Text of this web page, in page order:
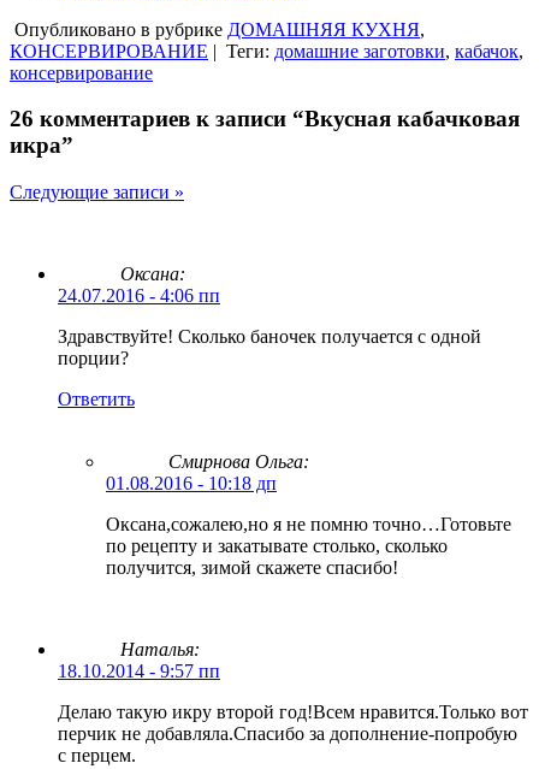
Опубликовано в рубрике ДОМАШНЯЯ КУХНЯ,
КОНСЕРВИРОВАНИЕ | Теги: домашние заготовки, кабачок,
консервирование
26 комментариев к записи “Вкусная кабачковая
икра”
Следующие записи »
Оксана:
24.07.2016 - 4:06 пп
Здравствуйте! Сколько баночек получается с одной
порции?
Ответить
Смирнова Ольга:
01.08.2016 - 10:18 дп
Оксана,сожалею,но я не помню точно…Готовьте
по рецепту и закатывате столько, сколько
получится, зимой скажете спасибо!
Наталья:
18.10.2014 - 9:57 пп
Делаю такую икру второй год!Всем нравится.Только вот
перчик не добавляла.Спасибо за дополнение-попробую
с перцем.